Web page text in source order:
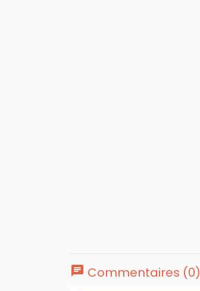
chat Commentaires (0)